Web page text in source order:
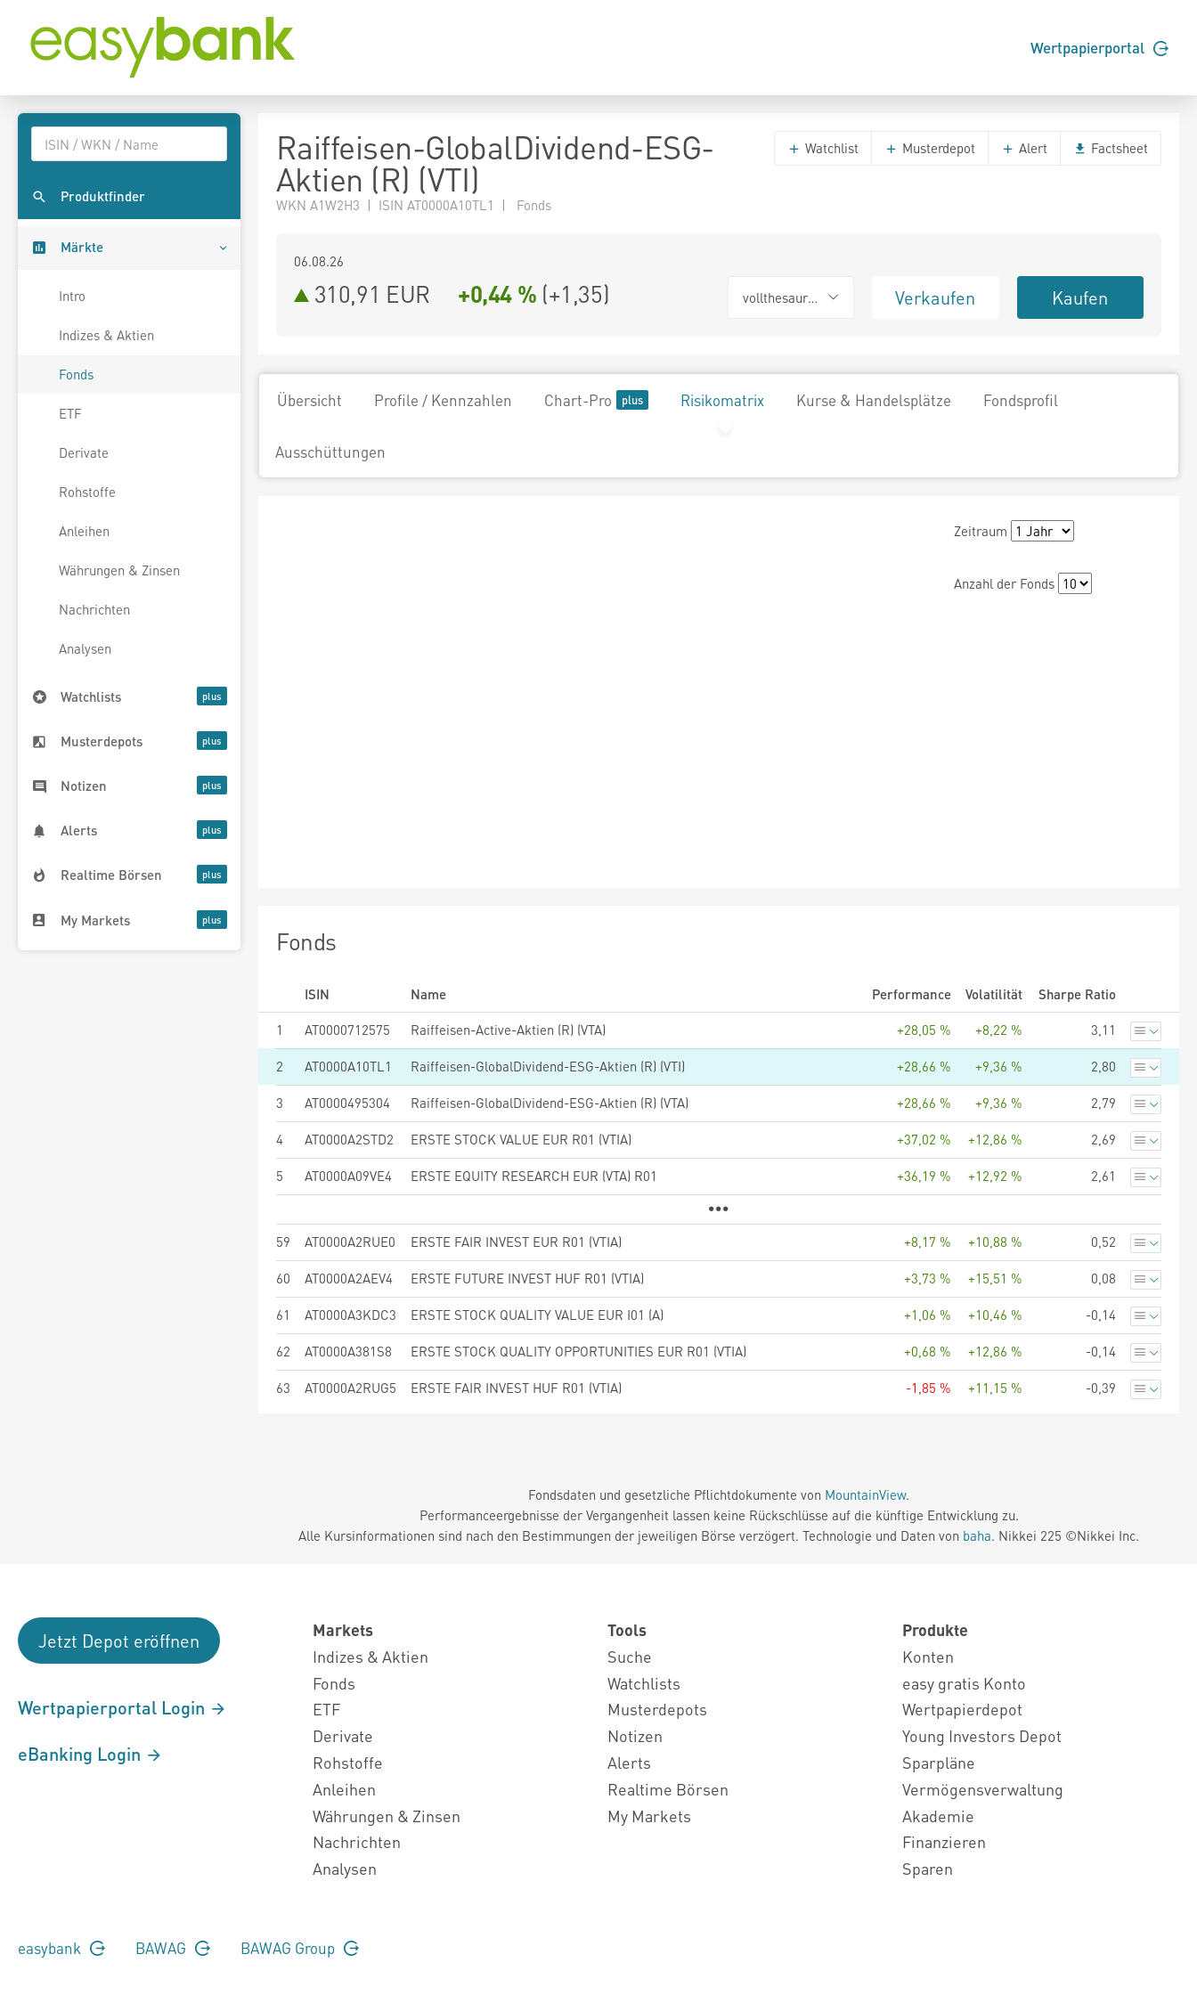
Wertpapierportal
Produktfinder
Märkte
Intro
Indizes & Aktien
Fonds
ETF
Derivate
Rohstoffe
Anleihen
Währungen & Zinsen
Nachrichten
Analysen
Watchlists
Musterdepots
Notizen
Alerts
Realtime Börsen
My Markets
Raiffeisen-GlobalDividend-ESG-
Aktien (R) (VTI)
WKN A1W2H3 | ISIN AT0000A10TL1 | Fonds
Watchlist Musterdepot Alert Factsheet
06.08.26
310,91 EUR +0,44 % (+1,35) vollthesaurierend Verkaufen Kaufen
Übersicht Profile / Kennzahlen Chart-Pro Risikomatrix Kurse & Handelsplätze Fondsprofil
Ausschüttungen
Zeitraum
Anzahl der Fonds
Fonds
ISIN Name Performance Volatilität
Sharpe Ratio
1
AT0000712575 Raiffeisen-Active-Aktien (R) (VTA) +28,05 % +8,22 % 3,11
2 AT0000A10TL1 Raiffeisen-GlobalDividend-ESG-Aktien (R) (VTI) +28,66 % +9,36 % 2,80
3 AT0000495304 Raiffeisen-GlobalDividend-ESG-Aktien (R) (VTA) +28,66 % +9,36 % 2,79
4 AT0000A2STD2 ERSTE STOCK VALUE EUR R01 (VTIA) +37,02 % +12,86 % 2,69
5 AT0000A09VE4 ERSTE EQUITY RESEARCH EUR (VTA) R01 +36,19 % +12,92 % 2,61
59 AT0000A2RUE0 ERSTE FAIR INVEST EUR R01 (VTIA) +8,17 % +10,88 % 0,52
60 AT0000A2AEV4 ERSTE FUTURE INVEST HUF R01 (VTIA) +3,73 % +15,51 % 0,08
61 AT0000A3KDC3 ERSTE STOCK QUALITY VALUE EUR I01 (A) +1,06 % +10,46 % -0,14
62 AT0000A381S8 ERSTE STOCK QUALITY OPPORTUNITIES EUR R01 (VTIA) +0,68 % +12,86 % -0,14
63 AT0000A2RUG5 ERSTE FAIR INVEST HUF R01 (VTIA) -1,85 % +11,15 % -0,39
Fondsdaten und gesetzliche Pflichtdokumente von MountainView.
Performanceergebnisse der Vergangenheit lassen keine Rückschlüsse auf die künftige Entwicklung zu.
Alle Kursinformationen sind nach den Bestimmungen der jeweiligen Börse verzögert. Technologie und Daten von baha. Nikkei 225 ©Nikkei Inc.
Jetzt Depot eröffnen
Wertpapierportal Login
eBanking Login
Markets
Indizes & Aktien
Fonds
ETF
Derivate
Rohstoffe
Anleihen
Währungen & Zinsen
Nachrichten
Analysen
Tools
Suche
Watchlists
Musterdepots
Notizen
Alerts
Realtime Börsen
My Markets
Produkte
Konten
easy gratis Konto
Wertpapierdepot
Young Investors Depot
Sparpläne
Vermögensverwaltung
Akademie
Finanzieren
Sparen
easybank BAWAG BAWAG Group